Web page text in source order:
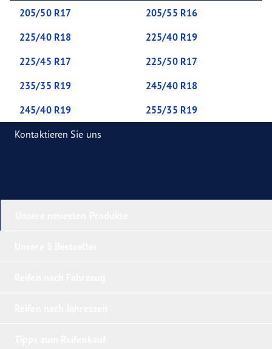
205/50 R17
205/55 R16
225/40 R18
225/40 R19
225/45 R17
225/50 R17
235/35 R19
245/40 R18
245/40 R19
255/35 R19
Kontaktieren Sie uns